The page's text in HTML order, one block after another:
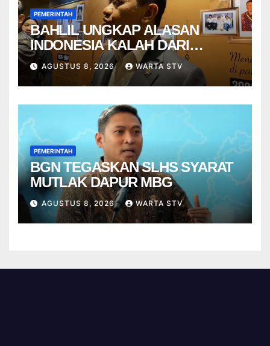
PEMERINTAH
BAHLIL UNGKAP ALASAN
INDONESIA KALAH DARI
VIETNAM
AGUSTUS 8, 2026 WARTA STV
PEMERINTAH
BGN TEGASKAN SLHS SYARAT
MUTLAK DAPUR MBG
AGUSTUS 8, 2026 WARTA STV